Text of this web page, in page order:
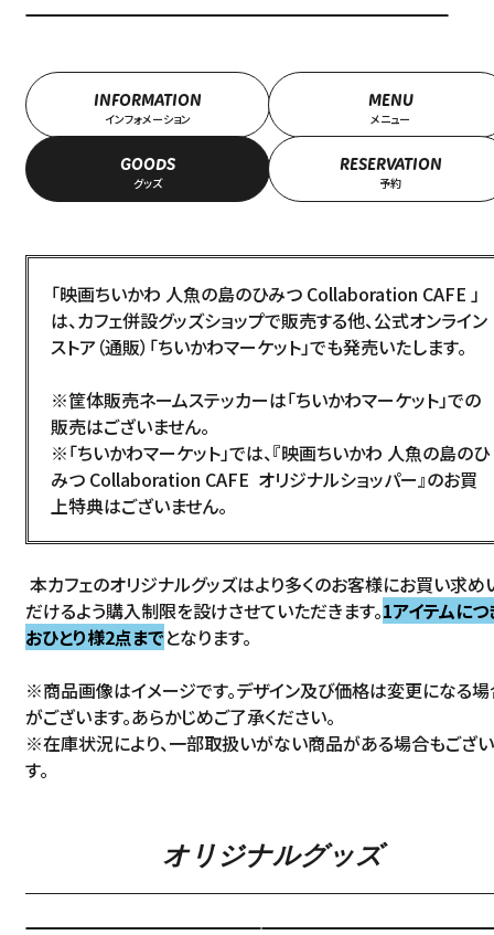
INFORMATION
インフォメーション
MENU
メニュー
GOODS
グッズ
RESERVATION
予約
「映画ちいかわ 人魚の島のひみつ Collaboration CAFE 」
は、カフェ併設グッズショップで販売する他、公式オンライン
ストア（通販）「ちいかわマーケット」でも発売いたします。
※筐体販売ネームステッカーは「ちいかわマーケット」での
販売はございません。
※「ちいかわマーケット」では、『映画ちいかわ 人魚の島のひ
みつ Collaboration CAFE オリジナルショッパー』のお買
上特典はございません。
本カフェのオリジナルグッズはより多くのお客様にお買い求め
だけるよう購入制限を設けさせていただきます。1アイテムにつ
おひとり様2点までとなります。
※商品画像はイメージです。デザイン及び価格は変更になる
がございます。あらかじめご了承ください。
※在庫状況により、一部取扱いがない商品がある場合もござ
す。
オリジナルグッズ